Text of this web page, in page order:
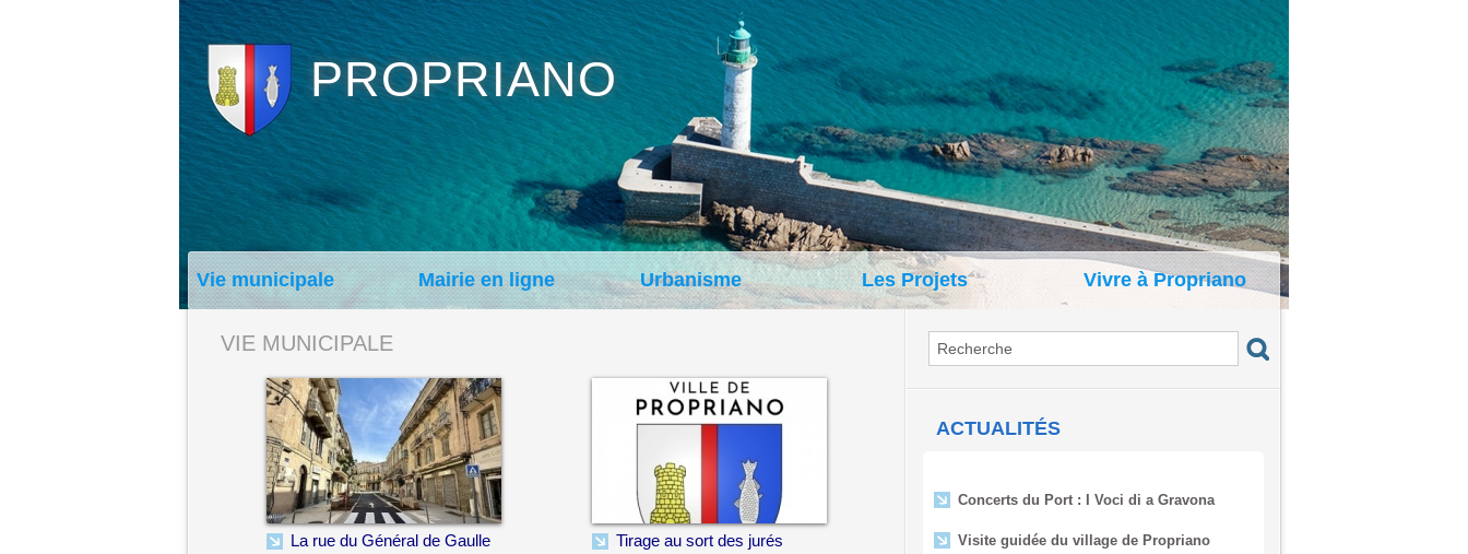
PROPRIANO
Vie municipale Mairie en ligne Urbanisme Les Projets Vivre à Propriano
VIE MUNICIPALE
La rue du Général de Gaulle
Tirage au sort des jurés
ACTUALITÉS